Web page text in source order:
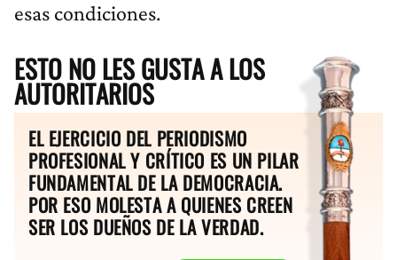
esas condiciones.
ESTO NO LES GUSTA A LOS
AUTORITARIOS
EL EJERCICIO DEL PERIODISMO
PROFESIONAL Y CRÍTICO ES UN PILAR
FUNDAMENTAL DE LA DEMOCRACIA.
POR ESO MOLESTA A QUIENES CREEN
SER LOS DUEÑOS DE LA VERDAD.